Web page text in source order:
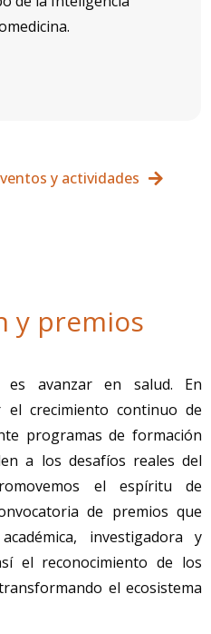
y actividades
y premios
es avanzar en salud. En
el crecimiento continuo de
programas de formación
a los desafíos reales del
el espíritu de
de premios que
investigadora y
el reconocimiento de los
el ecosistema